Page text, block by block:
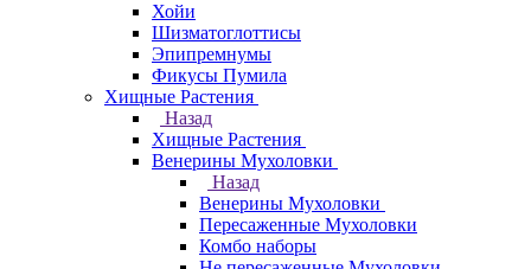
Хойи
Шизматоглоттисы
Эпипремнумы
Фикусы Пумила
Хищные Растения
Назад
Хищные Растения
Венерины Мухоловки
Назад
Венерины Мухоловки
Пересаженные Мухоловки
Комбо наборы